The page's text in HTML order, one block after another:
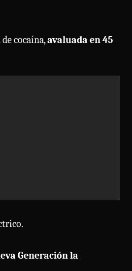
cocaína,avaluada en 45
Generación la